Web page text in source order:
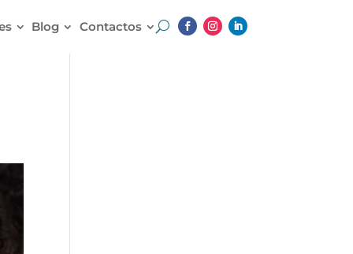
Blog Contactos